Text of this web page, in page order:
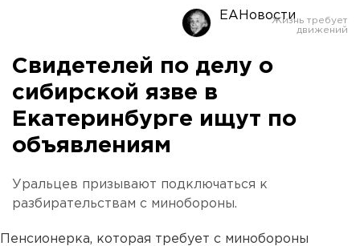
ЕАНовости
Свидетелей по делу о
сибирской язве в
Екатеринбурге ищут по
объявлениям
Уральцев призывают подключаться к
разбирательствам с минобороны.
Пенсионерка, которая требует с минобороны